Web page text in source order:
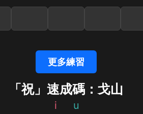
更多練習
「祝」速成碼：戈山
i u